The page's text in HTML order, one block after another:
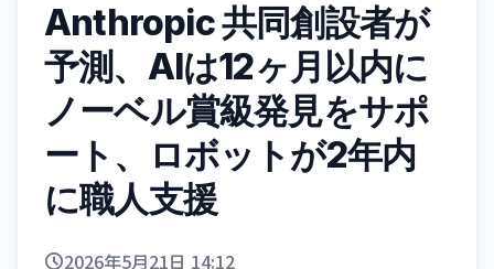
Anthropic 共同創設者が
予測、AIは12ヶ月以内に
ノーベル賞級発見をサポ
ート、ロボットが2年内
に職人支援
2026年5月21日 14:12